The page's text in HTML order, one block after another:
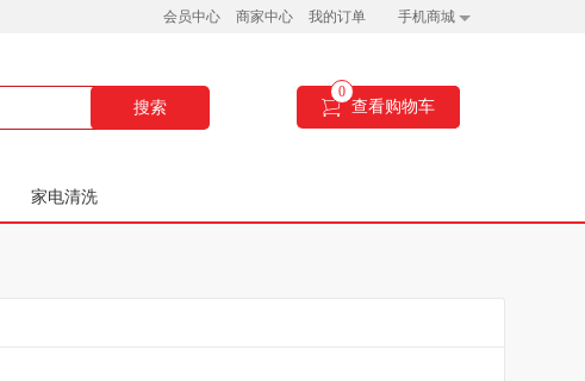
会员中心 商家中心 我的订单 手机商城
搜索
0
查看购物车
家电清洗